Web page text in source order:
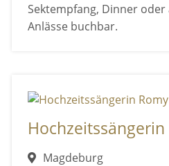
Sektempfang, Dinner
Anlässe buchbar.
Magdeburg